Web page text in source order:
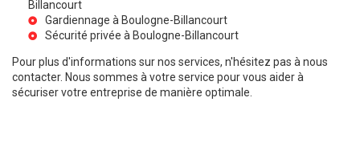
Billancourt
Gardiennage à Boulogne-Billancourt
Sécurité privée à Boulogne-Billancourt
Pour plus d'informations sur nos services, n'hésitez pas à nous
contacter. Nous sommes à votre service pour vous aider à
sécuriser votre entreprise de manière optimale.